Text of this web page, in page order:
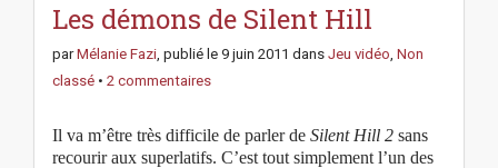
Les démons de Silent Hill
parMélanie Fazi, publié le 9 juin 2011 dans Jeu vidéo, Non
classé • 2 commentaires
Il va m’être très difficile de parler de Silent Hill 2 sans
recourir aux superlatifs. C’est tout simplement l’un des